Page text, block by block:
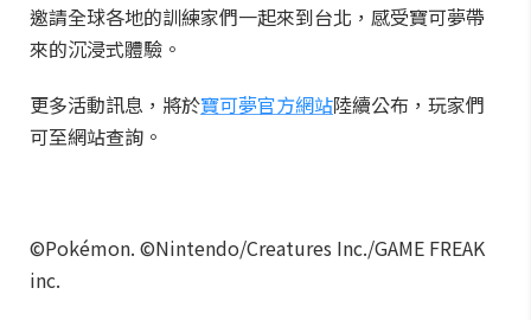
邀請全球各地的訓練家們一起來到台北，感受寶可夢帶
來的沉浸式體驗。
更多活動訊息，將於寶可夢官方網站陸續公布，玩家們
可至網站查詢。
©Pokémon. ©Nintendo/Creatures Inc./GAME FREAK
inc.